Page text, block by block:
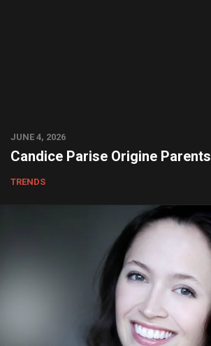
JUNE 4, 2026
Candice Parise Origine Parents
TRENDS